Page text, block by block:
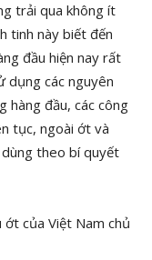
trải qua không ít
tinh này biết đến
đầu hiện nay rất
dụng các nguyên
hàng đầu, các công
tục, ngoài ớt và
theo bí quyết